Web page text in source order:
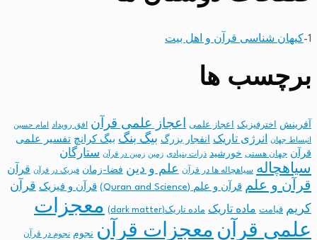
1- کیهان شناسی قرآن و اهل بیت
برچسب ها
آفرینش اخترفیزیک اعجاز علمی اعجاز علمی قرآن افق رویداد امام حسین
انبساط جهان انرژی تاریک انفجار بزرگ بیگ بنگ بیگ کرانچ تفسیر علمی
قرآن جهان هستی خورشید ذرات بنیادی زمین زمین در قرآن ستارگان
سیاهچاله سیاهچاله ها در قرآن علم و دین فضا-زمان فیزیک در قرآن قرآن
قرآن و علم قرآن و علم (Quran and Science) قرآن و فیزیک قرآن
کریم قیامت ماده تاریک ماده تاریک(dark matter)
معجزات
علمی قرآن معجزات قرآن نجوم نجوم در قرآن